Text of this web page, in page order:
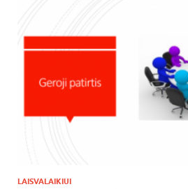
LAISVALAIKIUI